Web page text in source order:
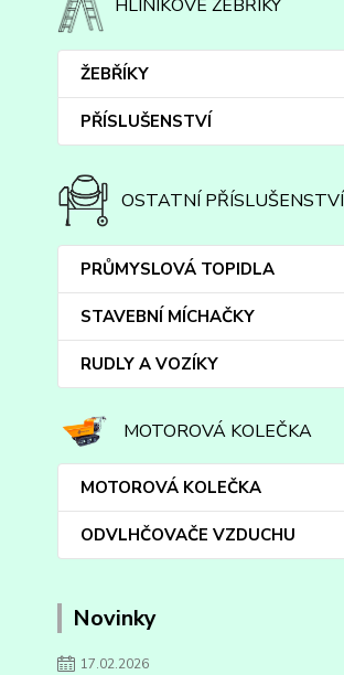
HLINIKOVÉ ŽEBŘÍKY
ŽEBŘÍKY
PŘÍSLUŠENSTVÍ
OSTATNÍ PŘÍSLUŠENSTVÍ
PRŮMYSLOVÁ TOPIDLA
STAVEBNÍ MÍCHAČKY
RUDLY A VOZÍKY
MOTOROVÁ KOLEČKA
MOTOROVÁ KOLEČKA
ODVLHČOVAČE VZDUCHU
Novinky
17.02.2026